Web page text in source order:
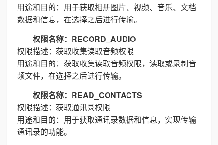
用途和目的：用于获取相册图片、视频、音乐、文档
数据和信息，在选择之后进行传输。
权限名称：RECORD_AUDIO
权限描述：获取收集读取音频权限
用途和目的：获取收集读取音频权限，读取或录制音
频文件，在选择之后进行传输。
权限名称：READ_CONTACTS
权限描述：获取通讯录权限
用途和目的：用于获取通讯录数据和信息，实现传输
通讯录的功能。